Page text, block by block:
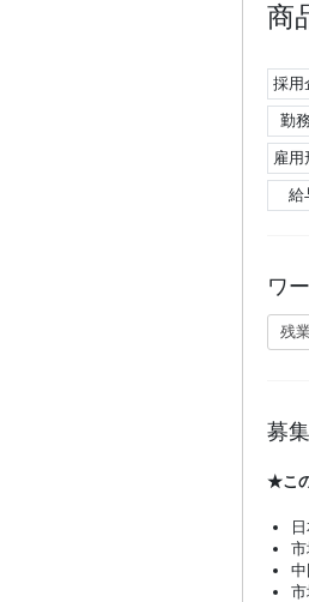
商
採用
勤
雇用
給
ワ
残
募
★こ